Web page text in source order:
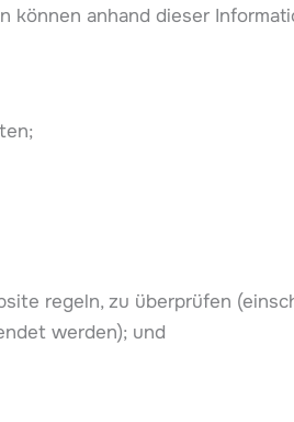
anhand dieser
regeln, zu überprüfen
werden); und